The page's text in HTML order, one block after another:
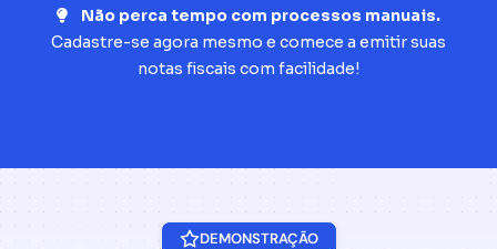
Não perca tempo com processos manuais.
Cadastre-se agora mesmo e comece a emitir suas
notas fiscais com facilidade!
DEMONSTRAÇÃO